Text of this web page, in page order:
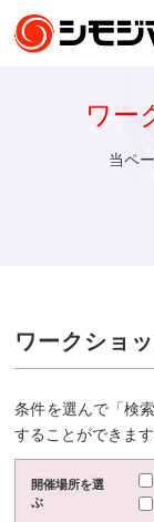
ワー
当ペ
ワークショ
条件を選んで「検
することができます
開催場所を選
ぶ